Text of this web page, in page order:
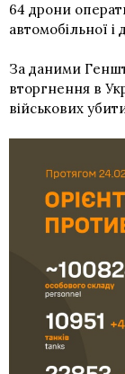
64 дрони
автомобільної і
За даними
вторгнення в
військових